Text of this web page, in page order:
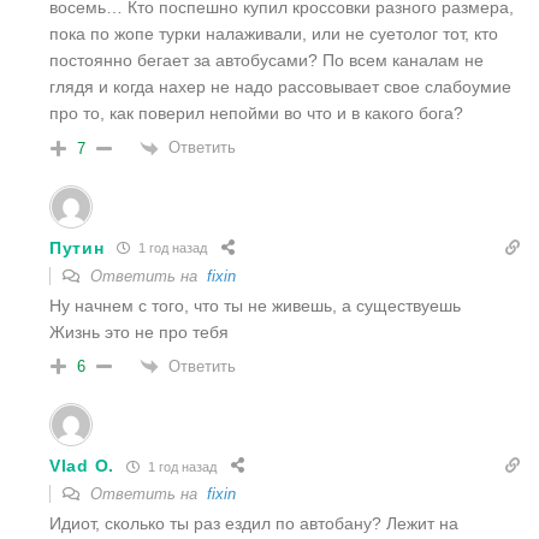
восемь… Кто поспешно купил кроссовки разного размера,
пока по жопе турки налаживали, или не суетолог тот, кто
постоянно бегает за автобусами? По всем каналам не
глядя и когда нахер не надо рассовывает свое слабоумие
про то, как поверил непойми во что и в какого бога?
7 Ответить
Путин 1 год назад
Ответить на fixin
Ну начнем с того, что ты не живешь, а существуешь
Жизнь это не про тебя
6 Ответить
Vlad O. 1 год назад
Ответить на fixin
Идиот, сколько ты раз ездил по автобану? Лежит на